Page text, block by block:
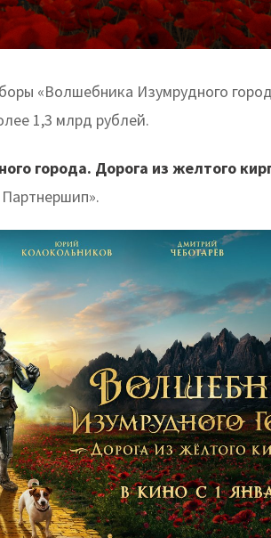
«Волшебника Изумрудного
1,3 млрд рублей.
города. Дорога из желтого